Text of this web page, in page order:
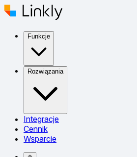
Funkcje
Rozwiązania
Integracje
Cennik
Wsparcie